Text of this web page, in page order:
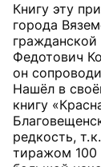
Книгу эту
города
Федотович
он
Нашёл в
книгу
редкость, т.
тиражом 100